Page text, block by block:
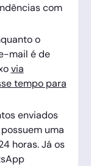
com
o
mail é de
via
tempo para
enviados
uma
horas. Já os